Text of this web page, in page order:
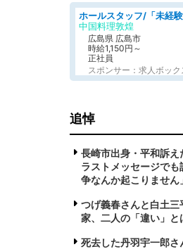
中国料理敦煌
広島県 広島市
時給1,150円～
正社員
スポンサー：求人ボック
追悼
長崎市出身・平和訴
ラストメッセージで
争なんか起こりません
つげ義春さんと白土
家、二人の「違い」と
死去した丹羽宇一郎